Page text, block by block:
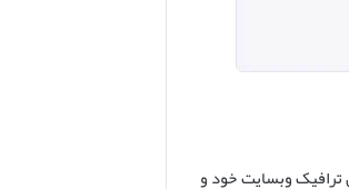
ترافیک وبسایت خود و